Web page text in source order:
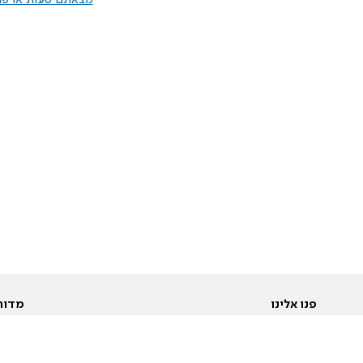
פנו אלינו